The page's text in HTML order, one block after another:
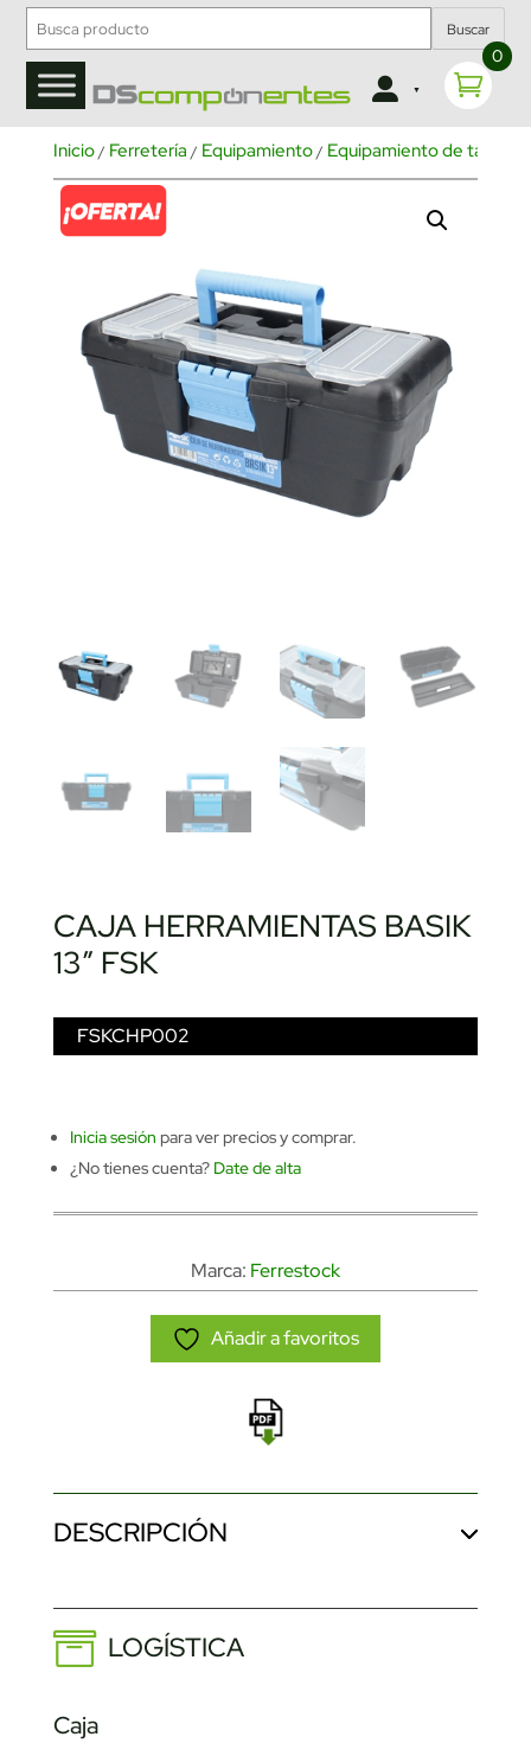
Buscar
0
Inicio/ Ferretería / Equipamiento/ Equipamiento de taller
CAJA HERRAMIENTAS BASIK
13″ FSK
FSKCHP002
Inicia sesión para ver precios y comprar.
¿No tienes cuenta? Date de alta
Marca: Ferrestock
Añadir a favoritos
DESCRIPCIÓN
LOGÍSTICA
Caja